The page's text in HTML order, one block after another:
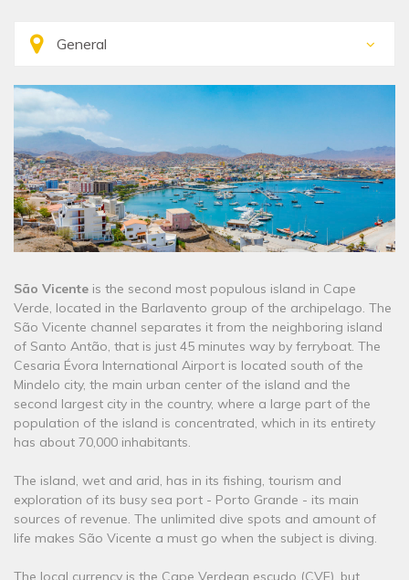
São Vicente is the second most populous island in Cape
Verde, located in the Barlavento group of the archipelago. The
São Vicente channel separates it from the neighboring island
of Santo Antão, that is just 45 minutes way by ferryboat. The
Cesaria Évora International Airport is located south of the
Mindelo city, the main urban center of the island and the
second largest city in the country, where a large part of the
population of the island is concentrated, which in its entirety
has about 70,000 inhabitants.
The island, wet and arid, has in its fishing, tourism and
exploration of its busy sea port - Porto Grande - its main
sources of revenue. The unlimited dive spots and amount of
life makes São Vicente a must go when the subject is diving.
The local currency is the Cape Verdean escudo (CVE), but